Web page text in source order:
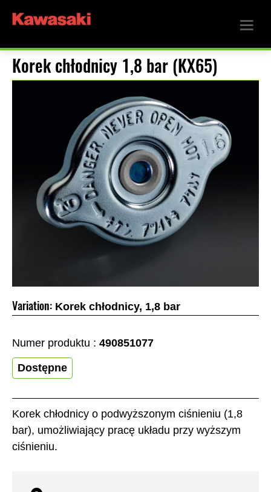
Korek chłodnicy 1,8 bar (KX65)
Korek chłodnicy o podwyższonym ciśnieniu (1,8
bar), umożliwiający pracę układu przy wyższym
ciśnieniu.
Variation: Korek chłodnicy, 1,8 bar
Numer produktu : 490851077
Dostępne